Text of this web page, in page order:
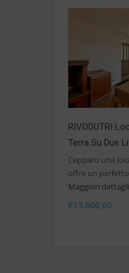
RIVODUTRI
Terra Su Due
Cepparo una
offre un
Maggiori dettagli
€13.000,00